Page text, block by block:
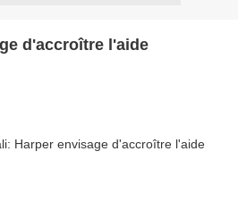
d'accroître l'aide